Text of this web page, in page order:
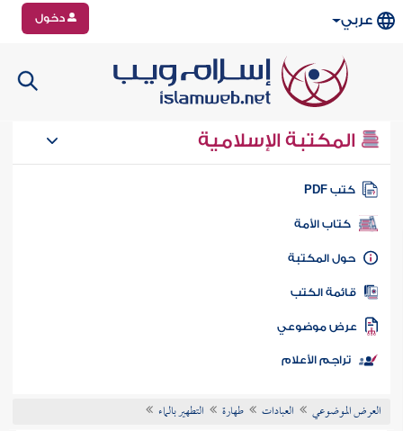
عربي دخول
المكتبة الإسلامية
كتب PDF
كتاب الأمة
المكتبة
الكتب
موضوعي
تراجم الأعلام
العرض الموضوعي العبادات طهارة التطهير بالماء